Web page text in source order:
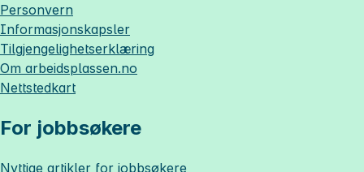
Personvern
Informasjonskapsler
Tilgjengelighetserklæring
Om arbeidsplassen.no
Nettstedkart
For jobbsøkere
Nyttige artikler for jobbsøkere